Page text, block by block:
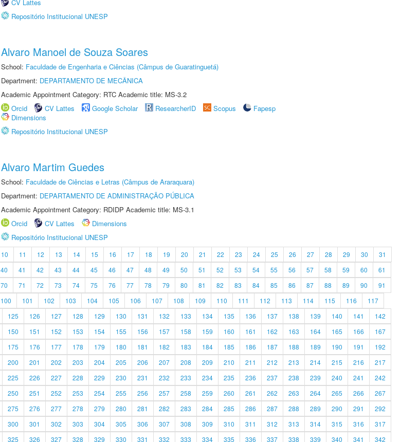
CV Lattes
Repositório Institucional UNESP
Alvaro Manoel de Souza Soares
School: Faculdade de Engenharia e Ciências (Câmpus de Guaratinguetá)
Department: DEPARTAMENTO DE MECÂNICA
Academic Appointment Category: RTC Academic title: MS-3.2
Orcid
CV Lattes Google Scholar ResearcherID Scopus
Fapesp
Dimensions
Repositório Institucional UNESP
Alvaro Martim Guedes
School: Faculdade de Ciências e Letras (Câmpus de Araraquara)
Department: DEPARTAMENTO DE ADMINISTRAÇÃO PÚBLICA
Academic Appointment Category: RDIDP Academic title: MS-3.1
Orcid
CV Lattes
Dimensions
Repositório Institucional UNESP
10 11 12 13 14 15 16 17 18 19 20 21 22 23 24 25 26 27 28 29 30
31
40 41 42 43 44 45 46 47 48 49 50 51 52 53 54 55 56 57 58 59 60
61
70 71 72 73 74 75 76 77 78 79 80 81 82 83 84 85 86 87 88 89 90
91
100 101 102 103 104 105 106 107 108 109 110 111 112 113 114 115 116
117
125 126 127 128 129 130 131 132 133 134 135 136 137 138 139 140 141
142
150 151 152 153 154 155 156 157 158 159 160 161 162 163 164 165 166
167
175 176 177 178 179 180 181 182 183 184 185 186 187 188 189 190 191
192
200 201 202 203 204 205 206 207 208 209 210 211 212 213 214 215 216
217
225 226 227 228 229 230 231 232 233 234 235 236 237 238 239 240 241
242
250 251 252 253 254 255 256 257 258 259 260 261 262 263 264 265 266
267
275 276 277 278 279 280 281 282 283 284 285 286 287 288 289 290 291
292
300 301 302 303 304 305 306 307 308 309 310 311 312 313 314 315 316
317
325 326 327 328 329 330 331 332 333 334 335 336 337 338 339 340 341 342